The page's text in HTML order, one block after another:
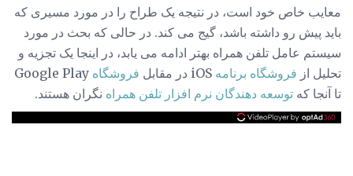
معایب خاص خود است، در نتیجه یک طراح را در مورد مسیری که
باید پیش رو داشته باشد، گیج می کند. در حالی که بحث در مورد
سیستم عامل تلفن همراه بهتر ادامه می یابد، در اینجا یک تجزیه و
تحلیل از فروشگاه برنامه فروشگاه Google Play
تا آنجا که توسعه دهندگان نرم افزار تلفن همراه نگران هستند.